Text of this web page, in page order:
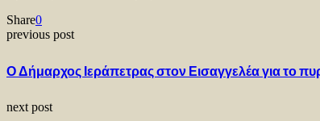
Share0
previous post
Ο Δήμαρχος Ιεράπετρας στον Εισαγγελέα για το
next post